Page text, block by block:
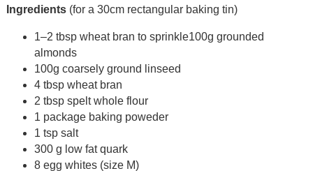
Ingredients(for a 30cm rectangular baking tin)
1–2 tbsp wheat bran to sprinkle100g grounded
almonds
100g coarsely ground linseed
4 tbsp wheat bran
2 tbsp spelt whole flour
1 package baking poweder
1 tsp salt
300 g low fat quark
8 egg whites (size M)